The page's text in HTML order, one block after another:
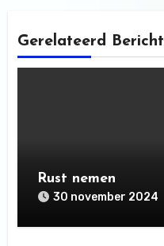
Gerelateerd Bericht
Rust nemen
30 november 2024